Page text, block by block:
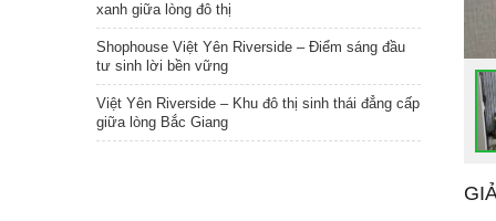
xanh giữa lòng đô thị
Shophouse Việt Yên Riverside – Điểm sáng đầu
tư sinh lời bền vững
Việt Yên Riverside – Khu đô thị sinh thái đẳng cấp
giữa lòng Bắc Giang